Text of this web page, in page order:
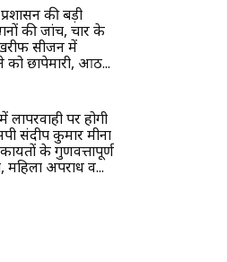
की बड़ी
की जांच, चार के
सीजन में
को छापेमारी, आठ...
पर होगी
संदीप कुमार मीना
के गुणवत्तापूर्ण
महिला अपराध व...